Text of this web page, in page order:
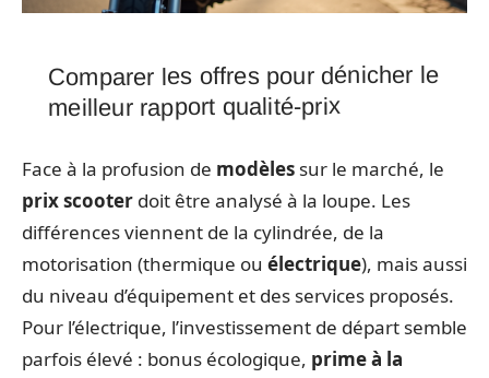
Comparer les offres pour dénicher le
meilleur rapport qualité-prix
Face à la profusion de modèles sur le marché, le
prix scooter doit être analysé à la loupe. Les
différences viennent de la cylindrée, de la
motorisation (thermique ou électrique), mais aussi
du niveau d’équipement et des services proposés.
Pour l’électrique, l’investissement de départ semble
parfois élevé : bonus écologique, prime à la